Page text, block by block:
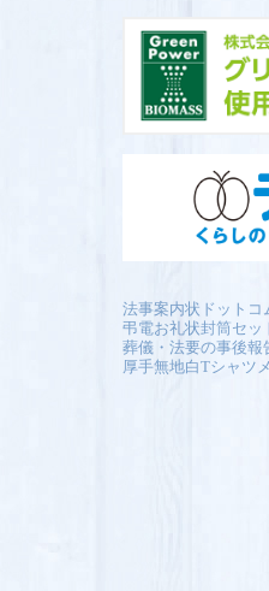
法事案内状ドットコ
弔電お礼状封筒セッ
葬儀・法要の事後報
厚手無地白Tシャツ